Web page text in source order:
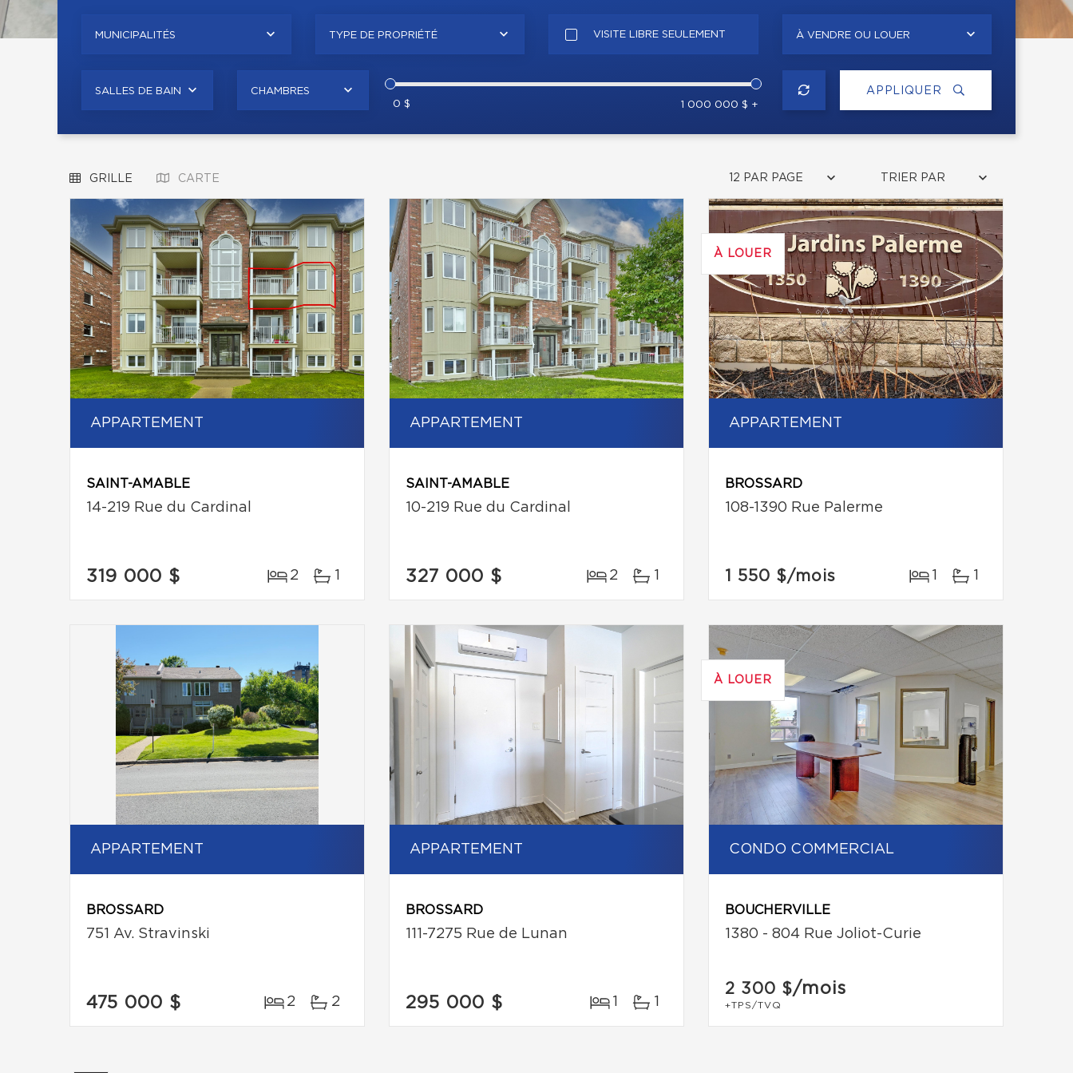
MUNICIPALITÉS TYPE DE PROPRIÉTÉ VISITE LIBRE SEULEMENT À VENDRE OU LOUER
SALLES DE BAIN
CHAMBRES
0 $
1 000 000 $ +
APPLIQUER
GRILLE CARTE 12 PAR PAGE TRIER PAR
APPARTEMENT
SAINT-AMABLE
14-219 Rue du Cardinal
319 000 $ 2 1
APPARTEMENT
SAINT-AMABLE
10-219 Rue du Cardinal
327 000 $ 2 1
À LOUER
APPARTEMENT
BROSSARD
108-1390 Rue Palerme
1 550 $/mois 1 1
APPARTEMENT
BROSSARD
751 Av. Stravinski
475 000 $ 2 2
APPARTEMENT
BROSSARD
111-7275 Rue de Lunan
295 000 $ 1 1
À LOUER
CONDO COMMERCIAL
BOUCHERVILLE
1380 - 804 Rue Joliot-Curie
2 300 $/mois
+TPS/TVQ